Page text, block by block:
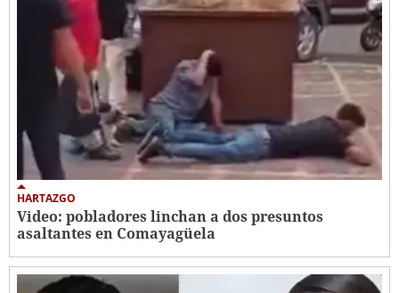
HARTAZGO
Video: pobladores linchan a dos presuntos
asaltantes en Comayagüela